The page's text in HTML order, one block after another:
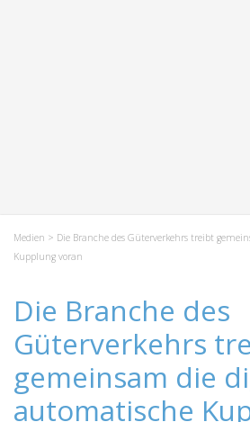
Medien > Die Branche des Güterverkehrs treibt
Kupplung voran
Die Branche des
Güterverkehrs
gemeinsam die
automatische